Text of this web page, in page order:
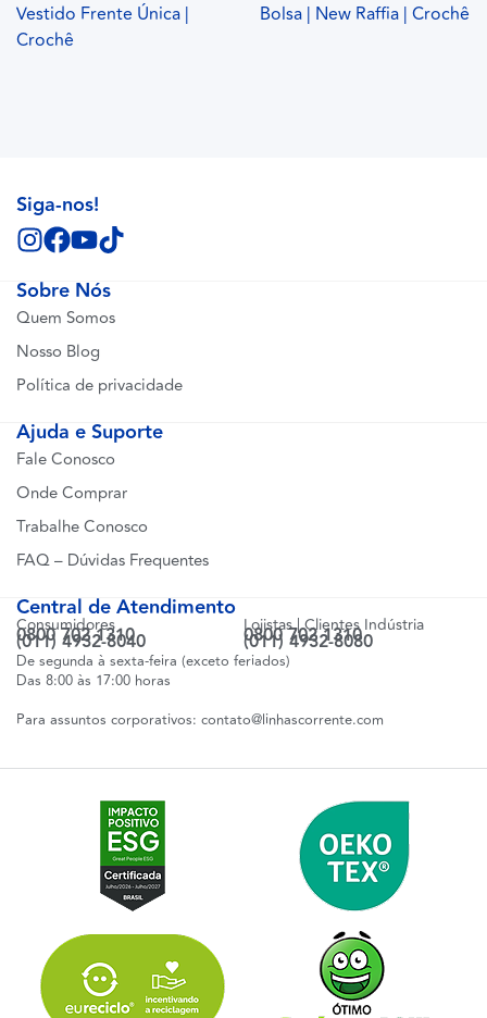
Vestido Frente Única |
Crochê
Bolsa | New Raffia | Crochê
Sobre Nós
Quem Somos
Nosso Blog
Política de privacidade
Ajuda e Suporte
Fale Conosco
Onde Comprar
Trabalhe Conosco
FAQ – Dúvidas Frequentes
Central de Atendimento
Consumidores
0800 702 1310
(011) 4932-8040
Lojistas | Clientes Indústria
0800 702 1310
(011) 4932-8080
De segunda à sexta-feira (exceto feriados)
Das 8:00 às 17:00 horas
Para assuntos corporativos: contato@linhascorrente.com
Siga-nos!